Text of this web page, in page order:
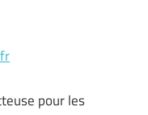
pour les